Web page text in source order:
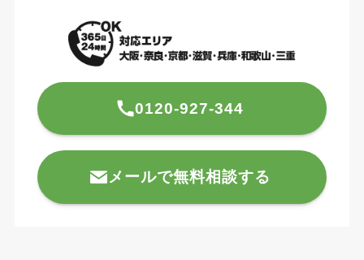
0120-927-344
メールで無料相談する